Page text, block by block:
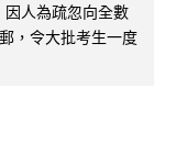
人為疏忽向全數
，令大批考生一度